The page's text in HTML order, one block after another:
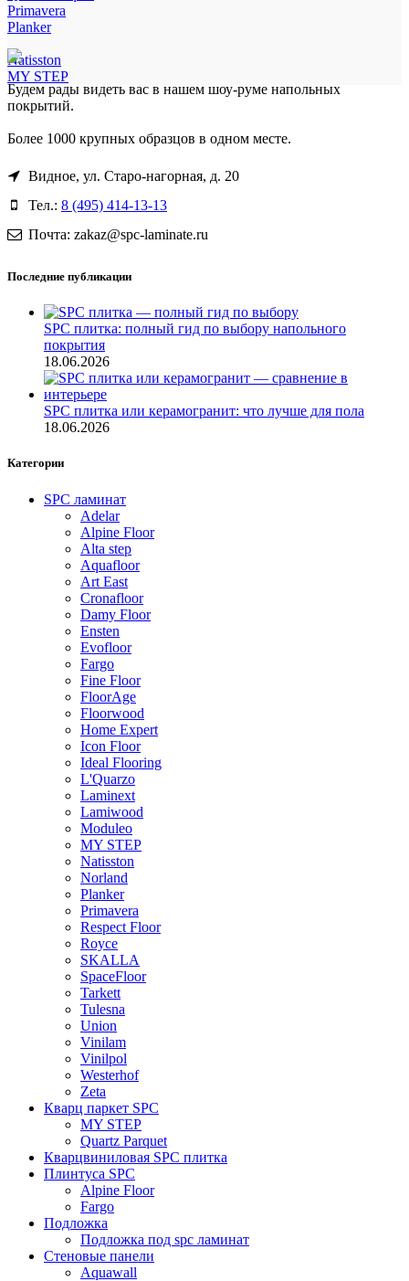
Primavera
Planker
Natisston
MY STEP
Будем рады видеть вас в нашем шоу-руме напольных
покрытий.
Более 1000 крупных образцов в одном месте.
Видное, ул. Старо-нагорная, д. 20
Тел.: 8 (495) 414-13-13
Почта: zakaz@spc-laminate.ru
Последние публикации
SPC плитка: полный гид по выбору напольного
покрытия
18.06.2026
SPC плитка или керамогранит: что лучше для пола
18.06.2026
Категории
SPC ламинат
Adelar
Alpine Floor
Alta step
Aquafloor
Art East
Cronafloor
Damy Floor
Ensten
Evofloor
Fargo
Fine Floor
FloorAge
Floorwood
Home Expert
Icon Floor
Ideal Flooring
L'Quarzo
Laminext
Lamiwood
Moduleo
MY STEP
Natisston
Norland
Planker
Primavera
Respect Floor
Royce
SKALLA
SpaceFloor
Tarkett
Tulesna
Union
Vinilam
Vinilpol
Westerhof
Zeta
Кварц паркет SPC
MY STEP
Quartz Parquet
Кварцвиниловая SPC плитка
Плинтуса SPC
Alpine Floor
Fargo
Подложка
Подложка под spc ламинат
Стеновые панели
Aquawall